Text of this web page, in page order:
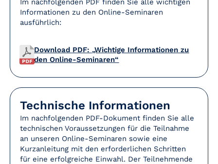
Im nachfolgenden PDF finden Sie alle wichtigen
Informationen zu den Online-Seminaren
ausführlich:
Download PDF: „Wichtige Informationen zu
den Online-Seminaren“
Technische Informationen
Im nachfolgenden PDF-Dokument finden Sie alle
technischen Voraussetzungen für die Teilnahme
an unseren Online-Seminaren sowie eine
Kurzanleitung mit den erforderlichen Schritten
für eine erfolgreiche Einwahl. Der Teilnehmende